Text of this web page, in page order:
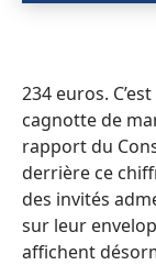
234 euros.
cagnotte de
rapport du
derrière ce
des invités
sur leur
affichent